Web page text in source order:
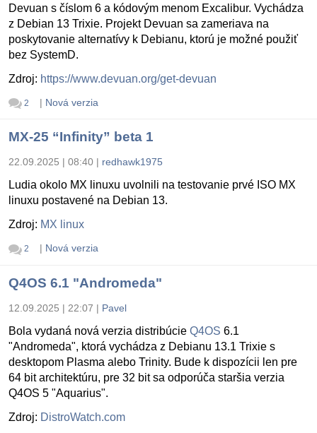
Devuan s číslom 6 a kódovým menom Excalibur. Vychádza
z Debian 13 Trixie. Projekt Devuan sa zameriava na
poskytovanie alternatívy k Debianu, ktorú je možné použiť
bez SystemD.
Zdroj: https://www.devuan.org/get-devuan
2 | Nová verzia
MX-25 “Infinity” beta 1
22.09.2025 | 08:40 | redhawk1975
Ludia okolo MX linuxu uvolnili na testovanie prvé ISO MX
linuxu postavené na Debian 13.
Zdroj: MX linux
2 | Nová verzia
Q4OS 6.1 "Andromeda"
12.09.2025 | 22:07 | Pavel
Bola vydaná nová verzia distribúcie Q4OS 6.1
"Andromeda", ktorá vychádza z Debianu 13.1 Trixie s
desktopom Plasma alebo Trinity. Bude k dispozícii len pre
64 bit architektúru, pre 32 bit sa odporúča staršia verzia
Q4OS 5 "Aquarius".
Zdroj: DistroWatch.com